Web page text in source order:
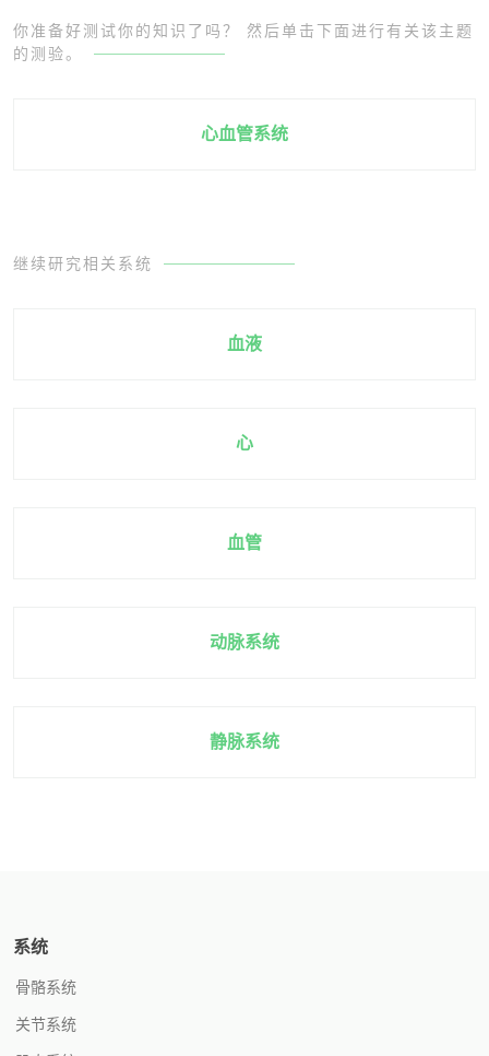
你准备好测试你的知识了吗？ 然后单击下面进行有关该主题
的测验。
心血管系统
继续研究相关系统
血液
心
血管
动脉系统
静脉系统
系统
骨骼系统
关节系统